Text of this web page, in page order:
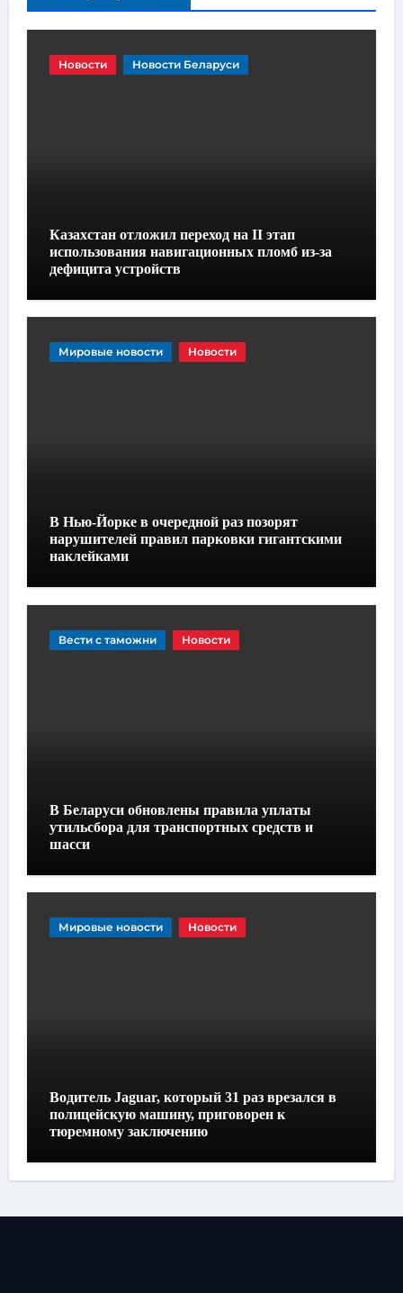
Новости Новости Беларуси
Казахстан отложил переход на II этап
использования навигационных пломб из-за
дефицита устройств
Мировые новости Новости
В Нью-Йорке в очередной раз позорят
нарушителей правил парковки гигантскими
наклейками
Вести с таможни Новости
В Беларуси обновлены правила уплаты
утильсбора для транспортных средств и
шасси
Мировые новости Новости
Водитель Jaguar, который 31 раз врезался в
полицейскую машину, приговорен к
тюремному заключению